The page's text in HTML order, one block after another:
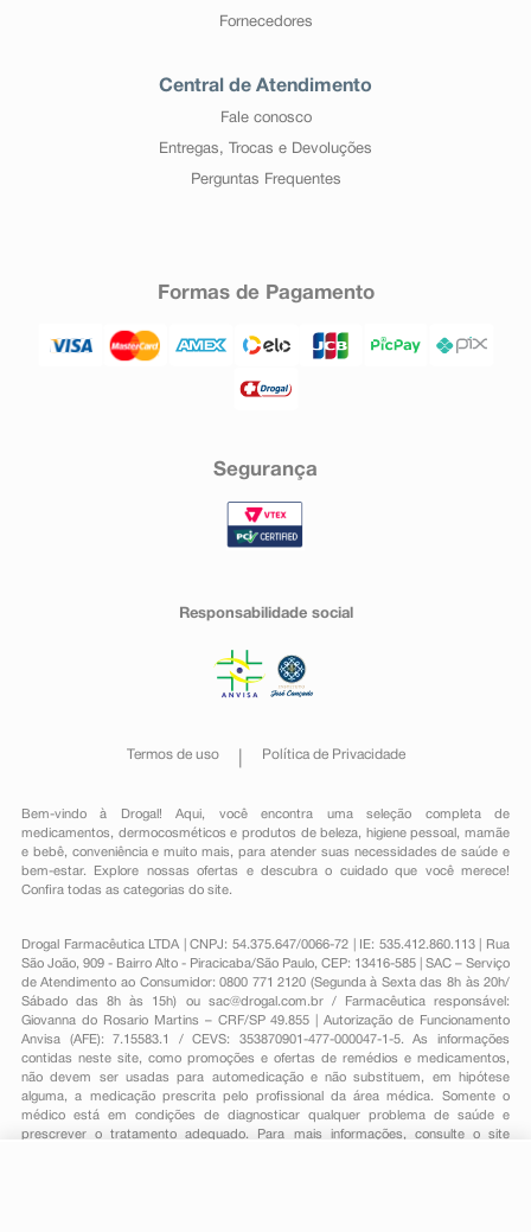
Fornecedores
Central de Atendimento
Fale conosco
Entregas, Trocas e Devoluções
Perguntas Frequentes
Formas de Pagamento
Segurança
Responsabilidade social
Termos de uso Política de Privacidade
Bem-vindo à Drogal! Aqui, você encontra uma seleção completa de
medicamentos , dermocosméticos e produtos de beleza, higiene pessoal ,mamãe
e bebê, conveniênciae muito mais, para atender suas necessidades de saúde e
bem-estar. Explore nossas ofertas e descubra o cuidado que você merece!
Confira todas as categorias do site.
Drogal Farmacêutica LTDA | CNPJ: 54.375.647/0066-72 | IE: 535.412.860.113 | Rua
São João, 909 - Bairro Alto - Piracicaba/São Paulo, CEP: 13416-585 | SAC – Serviço
de Atendimento ao Consumidor: 0800 771 2120 (Segunda à Sexta das 8h às 20h/
Sábado das 8h às 15h) ou sac@drogal.com.br/ Farmacêutica responsável:
Giovanna do Rosario Martins – CRF/SP 49.855 | Autorização de Funcionamento
Anvisa (AFE): 7.15583.1 / CEVS: 353870901-477-000047-1-5. As informações
contidas neste site, como promoções e ofertas de remédios e medicamentos,
não devem ser usadas para automedicação e não substituem, em hipótese
alguma, a medicação prescrita pelo profissional da área médica. Somente o
médico está em condições de diagnosticar qualquer problema de saúde e
prescrever o tratamento adequado. Para mais informações, consulte o site